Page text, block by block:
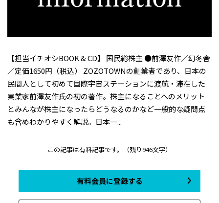
【担当イチオシBOOK & CD】 国民総株主 ●前澤友作／幻冬舎
／定価1650円（税込） ZOZOTOWNの創業者であり、日本の
民間人として初めて国際宇宙ステーションに渡航・滞在した
実業家前澤友作氏の初の著作。株主になることへのメリット
とみんなが株主になったらどうなるのかなど一般的な疑問点
も含めわかりやすく解説。日本一...
この記事は有料記事です。 （残り946文字）
有料会員に登録する